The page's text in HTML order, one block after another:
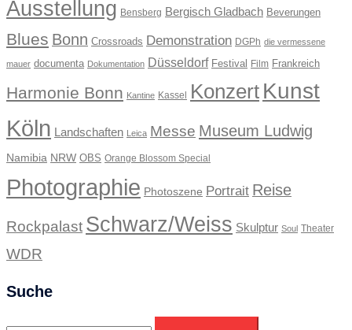
Ausstellung Bensberg Bergisch Gladbach Beverungen
Blues Bonn Crossroads Demonstration DGPh die vermessene
mauer documenta Dokumentation Düsseldorf Festival Film Frankreich
Harmonie Bonn Kantine Kassel Konzert Kunst
Köln Landschaften Leica Messe Museum Ludwig
Namibia NRW OBS Orange Blossom Special
Photographie Photoszene Portrait Reise
Rockpalast Schwarz/Weiss Skulptur Soul Theater
WDR
Suche
Suchen